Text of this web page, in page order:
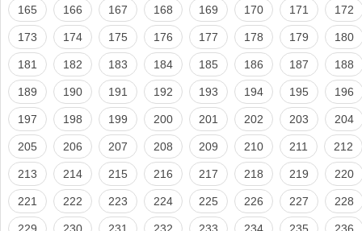
165 166 167 168 169 170 171 172
173 174 175 176 177 178 179 180
181 182 183 184 185 186 187 188
189 190 191 192 193 194 195 196
197 198 199 200 201 202 203 204
205 206 207 208 209 210 211 212
213 214 215 216 217 218 219 220
221 222 223 224 225 226 227 228